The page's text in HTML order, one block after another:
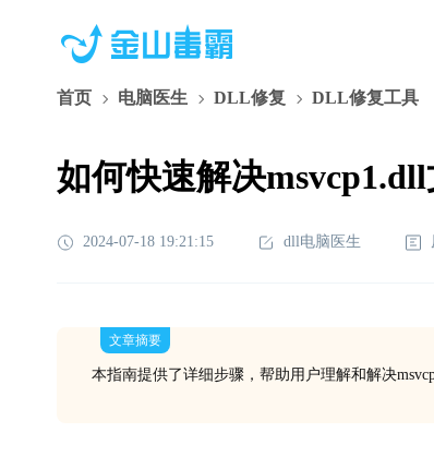
首页 电脑医生 DLL修复 DLL修复工具
如何快速解决
2024-07-18 19:21:15 dll电脑医生
文章摘要
本指南提供了详细步骤，帮助用户理解和解决